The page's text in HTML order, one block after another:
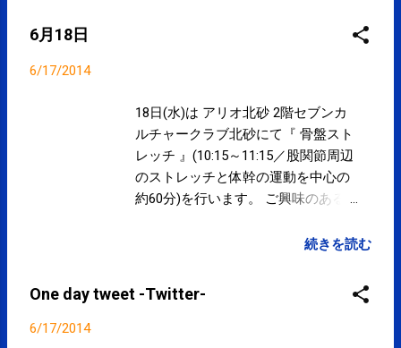
posted at 18:04:04 You are subscribed to email
updates from サクマフィジカルコンディショニング
(@SPCstyle) - Twilog To stop receiving these emails,
Google Google Inc., 20 West Kinzie, Chicago IL USA
6月18日
6/17/2014
18日(水)は アリオ北砂 2階セブンカ
ルチャークラブ北砂にて『 骨盤スト
レッチ 』(10:15～11:15／股関節周辺
のストレッチと体幹の運動を中心の
約60分)を行います。 ご興味のある
の ホームページ にてご確認下さい。
よる女性のためのケア 』(事前完全
続きを読む
One day tweet -Twitter-
6/17/2014